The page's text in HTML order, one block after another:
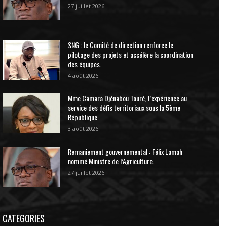
27 juillet 2026
SNG : le Comité de direction renforce le
pilotage des projets et accélère la coordination
des équipes.
4 août 2026
Mme Camara Djénabou Touré, l’expérience au
service des défis territoriaux sous la 5ème
République
3 août 2026
Remaniement gouvernemental : Félix Lamah
nommé Ministre de l’Agriculture.
27 juillet 2026
CATEGORIES